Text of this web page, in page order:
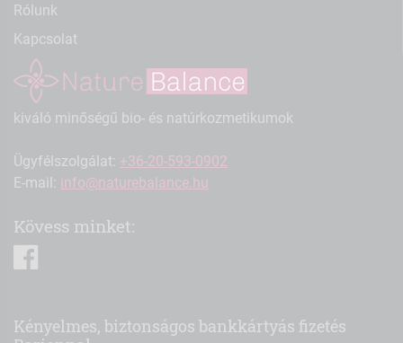
Rólunk
Kapcsolat
kiváló minőségű bio- és natúrkozmetikumok
Ügyfélszolgálat: +36-20-593-0902
E-mail: info@naturebalance.hu
Kövess minket:
Kényelmes, biztonságos bankkártyás fizetés